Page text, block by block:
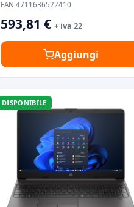
EAN 4711636522410
593,81 € + iva 22
Aggiungi
DISPONIBILE